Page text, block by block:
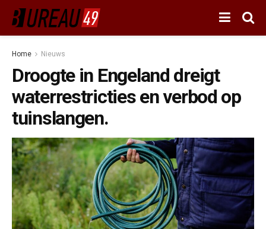
Home Nieuws
Droogte in Engeland dreigt
waterrestricties en verbod op
tuinslangen.